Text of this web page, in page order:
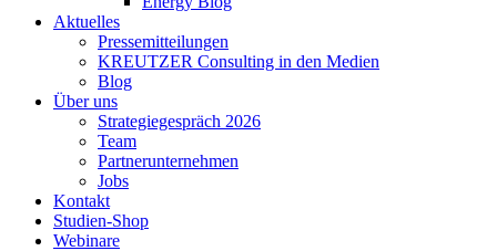
Aktuelles
Pressemitteilungen
KREUTZER Consulting in den Medien
Blog
Über uns
Strategiegespräch 2026
Team
Partnerunternehmen
Jobs
Kontakt
Studien-Shop
Webinare